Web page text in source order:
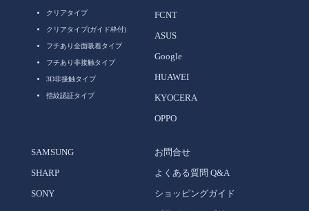
クリアタイプ
クリアタイプ(ガイド枠付)
フチあり全面吸着タイプ
フチあり非接触タイプ
3D非接触タイプ
指紋認証タイプ
FCNT
ASUS
Google
HUAWEI
KYOCERA
OPPO
SAMSUNG
SHARP
SONY
お問合せ
よくある質問 Q&A
ショッピングガイド